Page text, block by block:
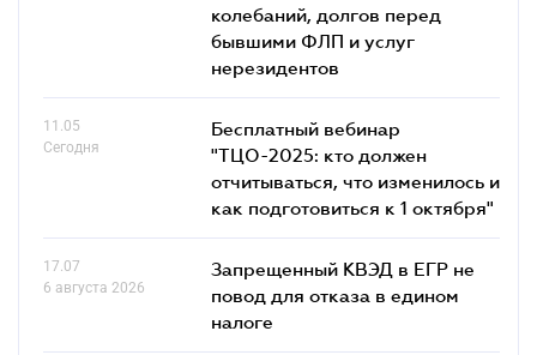
колебаний, долгов перед
бывшими ФЛП и услуг
нерезидентов
11.05
Сегодня
Бесплатный вебинар
"ТЦО-2025: кто должен
отчитываться, что изменилось и
как подготовиться к 1 октября"
17.07
6 августа 2026
Запрещенный КВЭД в ЕГР не
повод для отказа в едином
налоге